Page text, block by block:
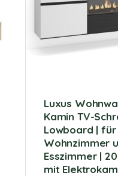
Luxus
Kamin TV-
Lowboard | für
Wohnzimmer
Esszimmer |
mit